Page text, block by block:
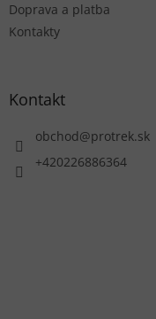
Doprava a platba
Kontakty
Kontakt
obchod@protrek.sk
+420226886364